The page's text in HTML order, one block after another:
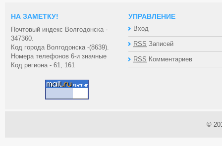
НА ЗАМЕТКУ!
Почтовый индекс Волгодонска -
347360.
Код города Волгодонска -(8639).
Номера телефонов 6-и значные
Код региона - 61, 161
УПРАВЛЕНИЕ
Вход
RSS Записей
RSS Комментариев
©